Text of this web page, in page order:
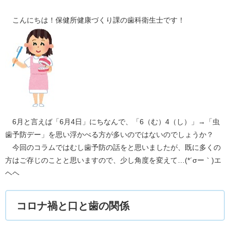
こんにちは！保健所健康づくり課の歯科衛生士です！
6月と言えば「6月4日」にちなんで、「6（む）4（し）」→「虫
歯予防デー」を思い浮かべる方が多いのではないのでしょうか？
今回のコラムではむし歯予防の話をと思いましたが、既に多くの
方はご存じのことと思いますので、少し角度を変えて…(*´σー｀)エ
ヘヘ
コロナ禍と口と歯の関係